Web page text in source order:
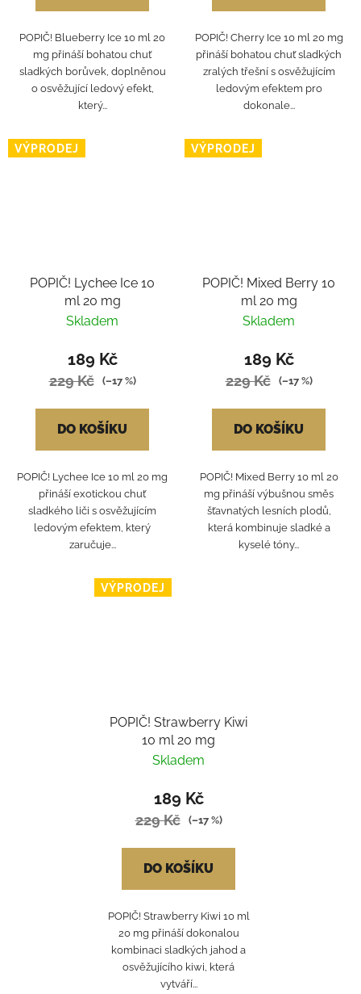
POPIČ! Blueberry Ice 10 ml 20
mg přináší bohatou chuť
sladkých borůvek, doplněnou
o osvěžující ledový efekt,
který...
POPIČ! Cherry Ice 10 ml 20 mg
přináší bohatou chuť sladkých
zralých třešní s osvěžujícím
ledovým efektem pro
dokonale...
VÝPRODEJ
POPIČ! Lychee Ice 10
ml 20 mg
Skladem
189 Kč
229 Kč (–17 %)
DO KOŠÍKU
POPIČ! Lychee Ice 10 ml 20 mg
přináší exotickou chuť
sladkého liči s osvěžujícím
ledovým efektem, který
zaručuje...
VÝPRODEJ
POPIČ! Mixed Berry 10
ml 20 mg
Skladem
189 Kč
229 Kč (–17 %)
DO KOŠÍKU
POPIČ! Mixed Berry 10 ml 20
mg přináší výbušnou směs
šťavnatých lesních plodů,
která kombinuje sladké a
kyselé tóny...
VÝPRODEJ
POPIČ! Strawberry Kiwi
10 ml 20 mg
Skladem
189 Kč
229 Kč (–17 %)
DO KOŠÍKU
POPIČ! Strawberry Kiwi 10 ml
20 mg přináší dokonalou
kombinaci sladkých jahod a
osvěžujícího kiwi, která
vytváří...